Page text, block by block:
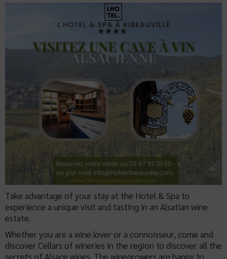
Take advantage of your stay at the Hotel & Spa to
experience a unique visit and tasting in an Alsatian wine
estate.
Whether you are a wine lover or a connoisseur, come and
discover Cellars of wineries in the region to discover all the
secrets of Alsace wines. The winegrowers are happy to